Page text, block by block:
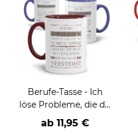
Berufe-Tasse - Ich
löse Probleme, die du
nicht verstehst -
verschiedene Berufe
ab 11,95 €